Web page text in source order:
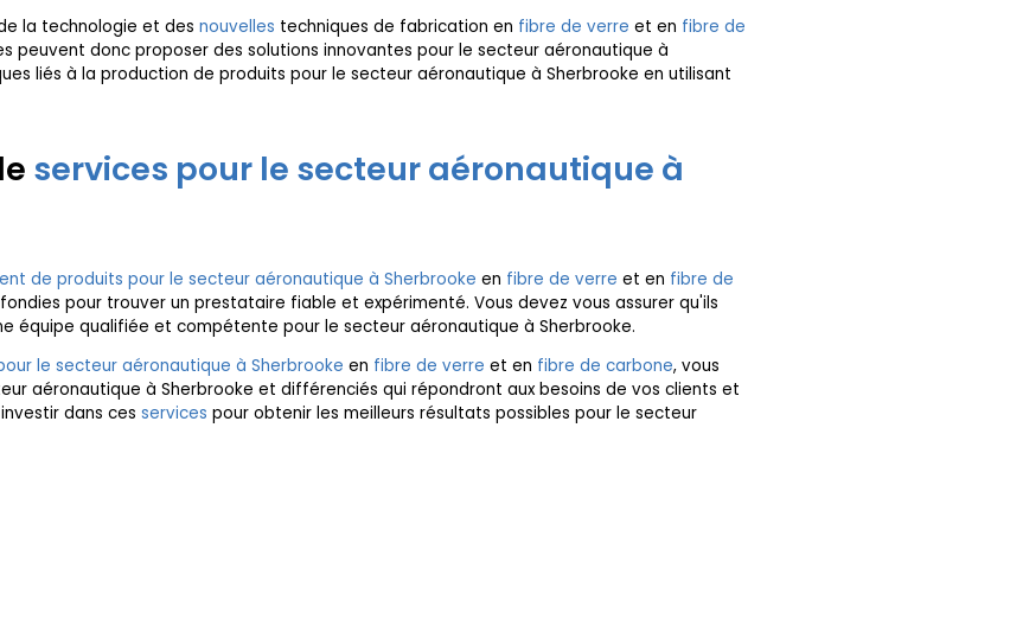
la technologie et des nouvelles techniques de fabrication en fibre de verre et en fibre de
peuvent donc proposer des solutions innovantes pour le secteur aéronautique à
liés à la production de produits pour le secteur aéronautique à Sherbrooke en utilisant
services pour le secteur aéronautique à
de produits pour le secteur aéronautique à Sherbrooke en fibre de verre et en fibre de
pour trouver un prestataire fiable et expérimenté. Vous devez vous assurer qu'ils
équipe qualifiée et compétente pour le secteur aéronautique à Sherbrooke.
le secteur aéronautique à Sherbrooke en fibre de verre et en fibre de carbone, vous
aéronautique à Sherbrooke et différenciés qui répondront aux besoins de vos clients et
dans ces services pour obtenir les meilleurs résultats possibles pour le secteur